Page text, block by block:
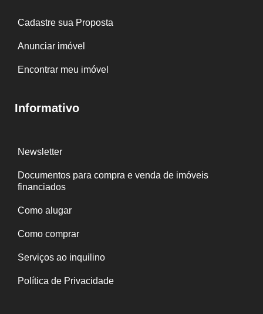
Cadastre sua Proposta
Anunciar imóvel
Encontrar meu imóvel
Informativo
Newsletter
Documentos para compra e venda de imóveis
financiados
Como alugar
Como comprar
Serviços ao inquilino
Política de Privacidade